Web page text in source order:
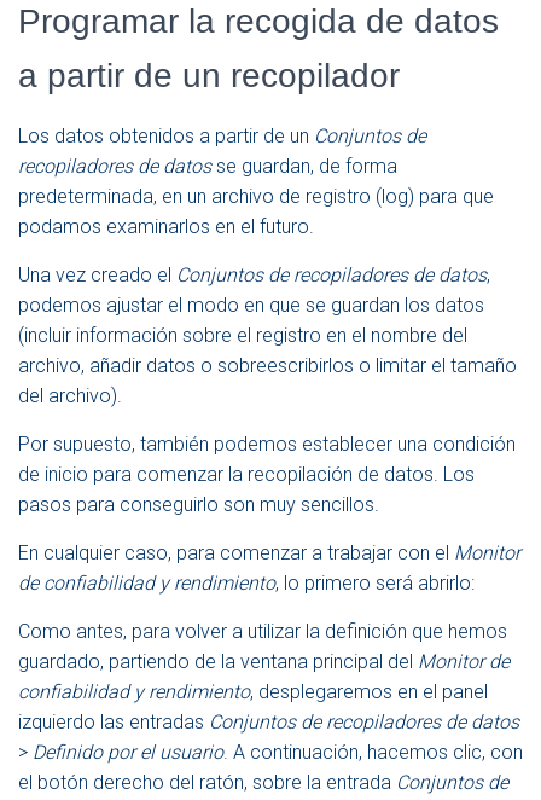
Programar la recogida de datos
a partir de un recopilador
Los datos obtenidos a partir de un Conjuntos de
recopiladores de datosse guardan, de forma
predeterminada, en un archivo de registro (log) para que
podamos examinarlos en el futuro.
Una vez creado el Conjuntos de recopiladores de datos,
podemos ajustar el modo en que se guardan los datos
(incluir información sobre el registro en el nombre del
archivo, añadir datos o sobreescribirlos o limitar el tamaño
del archivo).
Por supuesto, también podemos establecer una condición
de inicio para comenzar la recopilación de datos. Los
pasos para conseguirlo son muy sencillos.
En cualquier caso, para comenzar a trabajar con el Monitor
de confiabilidad y rendimiento, lo primero será abrirlo:
Como antes, para volver a utilizar la definición que hemos
guardado, partiendo de la ventana principal del Monitor de
confiabilidad y rendimiento, desplegaremos en el panel
izquierdo las entradas Conjuntos de recopiladores de datos
> Definido por el usuario. A continuación, hacemos clic, con
el botón derecho del ratón, sobre la entrada Conjuntos de